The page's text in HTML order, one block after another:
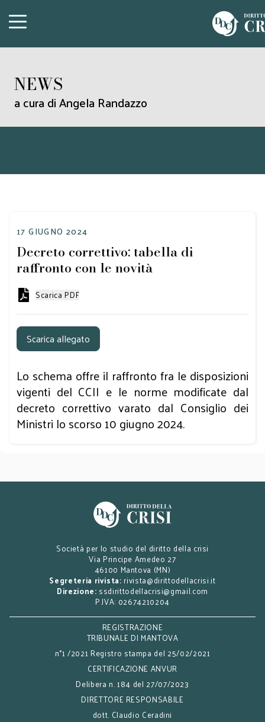
NEWS
a cura di Angela Randazzo
17 GIUGNO 2024
Decreto correttivo: tabella di
raffronto con le novità
Scarica PDF
Scarica allegato
Lo schema offre il raffronto fra le disposizioni
vigenti del CCII e le norme modificate dal
decreto correttivo varato dal Consiglio dei
Ministri lo scorso 10 giugno 2024.
Società per lo studio del diritto della crisi
Via Principe Amedeo 27
46100 Mantova (MN)
Segreteria rivista: rivista@dirittodellacrisi.it
Direzione: ssdirittodellacrisi@gmail.com
P.IVA: 02674210204
REGISTRAZIONE
TRIBUNALE DI MANTOVA
n°1 /2021 Registro stampa del 25/02/2021
CERTIFICAZIONE ANVUR
Delibera n. 184 del 27/07/2023
DIRETTORE RESPONSABILE
dott. Claudio Ceradini